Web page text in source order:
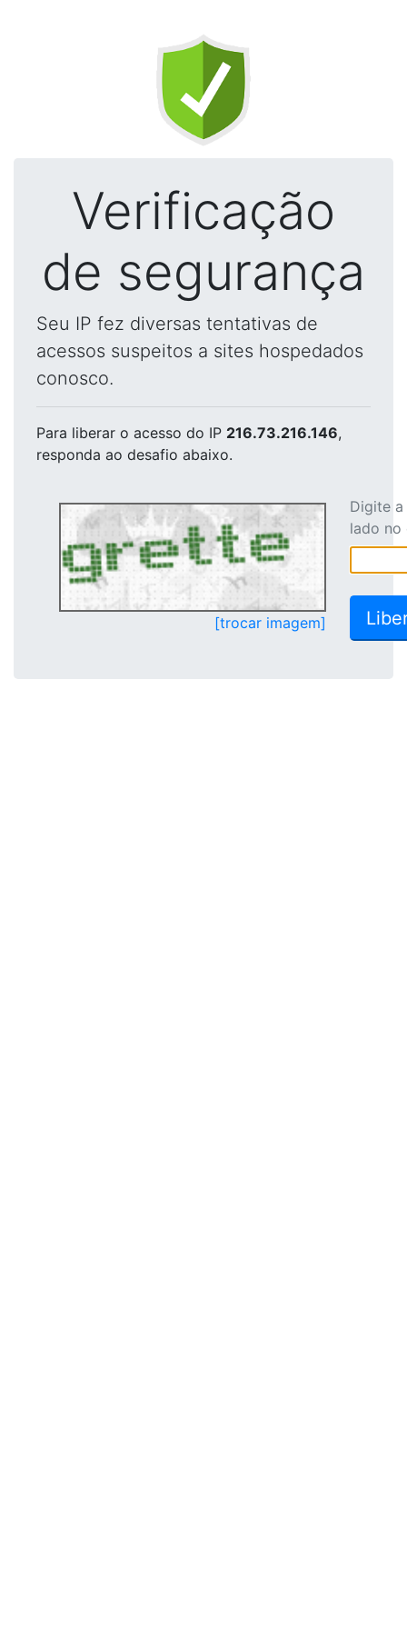
Verificação
de segurança
Seu IP fez diversas tentativas de
acessos suspeitos a sites hospedados
conosco.
Para liberar o acesso do IP 216.73.216.146,
responda ao desafio abaixo.
[trocar imagem]
Digite
lado no